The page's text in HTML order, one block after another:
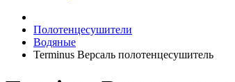
Полотенцесушители
Водяные
Terminus Версаль полотенцесушитель